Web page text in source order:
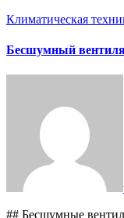
Климатическая
Бесшумный
## Бесшумные